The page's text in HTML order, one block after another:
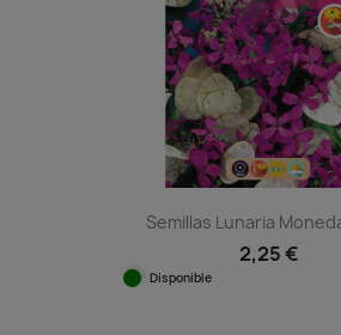
Semillas Lunaria
2,25 €
Disponible